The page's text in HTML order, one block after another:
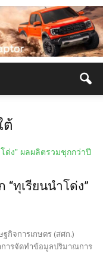
ต้
ทุเรียนนำโด่ง”
กิจการเกษตร (สศก.)
การจัดทำข้อมูลปริมาณการ